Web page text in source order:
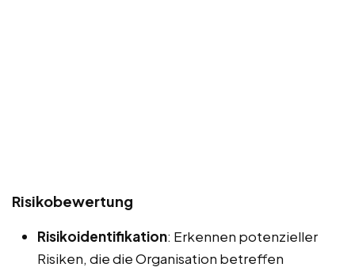
Risikobewertung
Risikoidentifikation: Erkennen potenzieller
Risiken, die die Organisation betreffen